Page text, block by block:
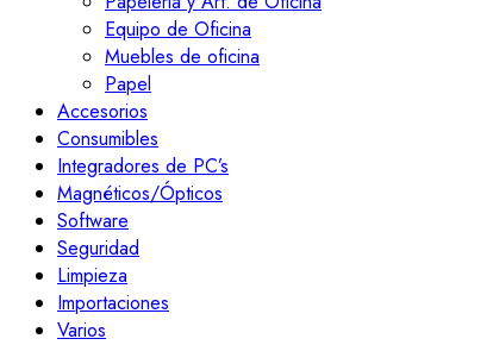
Equipo de Oficina
Muebles de oficina
Papel
Accesorios
Consumibles
Integradores de PC’s
Magnéticos/Ópticos
Software
Seguridad
Limpieza
Importaciones
Varios